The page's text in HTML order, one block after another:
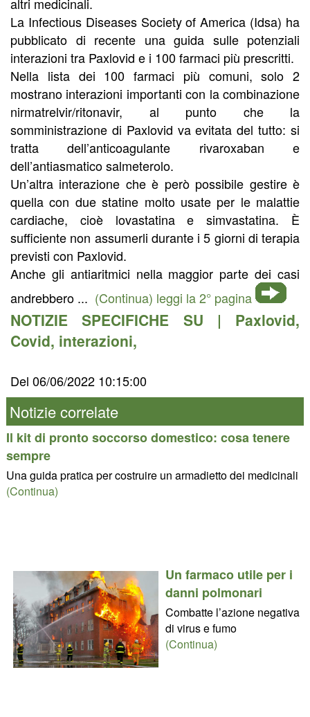
La Infectious Diseases Society of America (Idsa) ha
pubblicato di recente una guida sulle potenziali
interazioni tra Paxlovid e i 100 farmaci più prescritti.
Nella lista dei 100 farmaci più comuni, solo 2
mostrano interazioni importanti con la combinazione
nirmatrelvir/ritonavir, al punto che la
somministrazione di Paxlovid va evitata del tutto: si
tratta dell’anticoagulante rivaroxaban e
dell’antiasmatico salmeterolo.
Un’altra interazione che è però possibile gestire è
quella con due statine molto usate per le malattie
cardiache, cioè lovastatina e simvastatina. È
sufficiente non assumerli durante i 5 giorni di terapia
previsti con Paxlovid.
Anche gli antiaritmici nella maggior parte dei casi
andrebbero ... (Continua) leggi la 2° pagina
NOTIZIE SPECIFICHE SU | Paxlovid,
Covid, interazioni,
Del 06/06/2022 10:15:00
Notizie correlate
Il kit di pronto soccorso domestico: cosa tenere
sempre
Una guida pratica per costruire un armadietto dei medicinali
(Continua)
Un farmaco utile per i
danni polmonari
Combatte l’azione negativa
di virus e fumo
(Continua)